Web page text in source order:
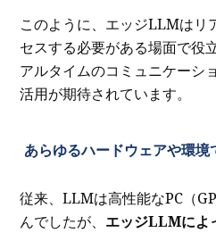
このように、エッジLLMはリ
セスする必要がある場面で役
アルタイムのコミュニケーシ
活用が期待されています。
あらゆるハードウェアや環
従来、LLMは高性能なPC（
んでしたが、 エッジLLMによ